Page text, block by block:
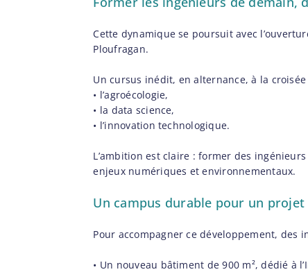
Cette dynamique se poursuit avec
Ploufragan.
Un cursus inédit, en alternance, à la croisée
• l’agroécologie,
• la data science,
• l’innovation technologique.
L’ambition est claire : former des
enjeux numériques et environnementaux.
Un campus durable pour un projet
Pour accompagner ce développement,
• Un nouveau bâtiment de 900 m², dédié à